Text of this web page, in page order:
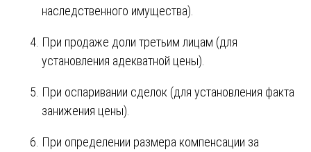
наследственного имущества).
При продаже доли третьим лицам (для
установления адекватной цены).
При оспаривании сделок (для установления факта
занижения цены).
При определении размера компенсации за